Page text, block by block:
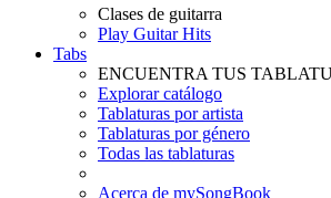
Clases de guitarra
Play Guitar Hits
Tabs
ENCUENTRA TUS
Explorar catálogo
Tablaturas por artista
Tablaturas por género
Todas las tablaturas
Acerca de mySongBook